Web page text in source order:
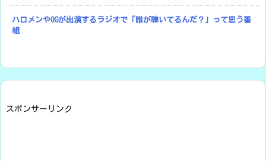
ハロメンやOGが出演するラジオで「誰が聴いてるんだ？」って思う番
組
スポンサーリンク